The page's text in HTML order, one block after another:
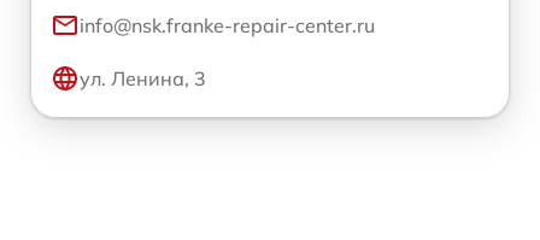
info@nsk.franke-repair-center.ru
ул. Ленина, 3